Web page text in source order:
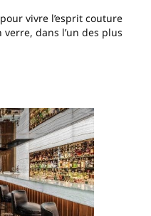
vivre l’esprit couture
verre, dans l’un des plus